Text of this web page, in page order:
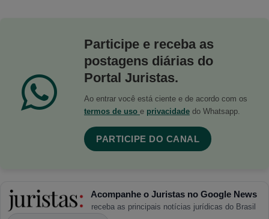
Participe e receba as
postagens diárias do
Portal Juristas.
Ao entrar você está ciente e de acordo com os
termos de uso e privacidade do Whatsapp.
PARTICIPE DO CANAL
Acompanhe o Juristas no Google News
receba as principais notícias jurídicas do Brasil